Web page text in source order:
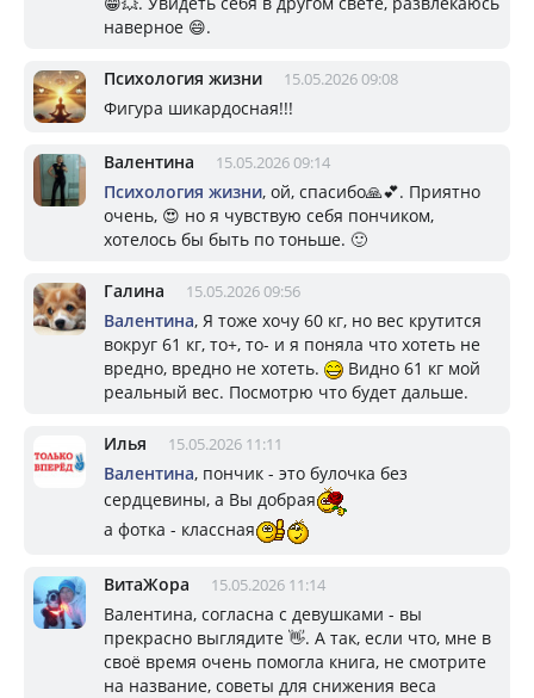
наверное 😄.
Психология жизни 15.05.2026 09:08
Фигура шикардосная!!!
Валентина 15.05.2026 09:14
Психология жизни, ой, спасибо🙏💕. Приятно
очень, 😍 но я чувствую себя пончиком,
хотелось бы быть по тоньше. 🙂
Галина 15.05.2026 09:56
Валентина, Я тоже хочу 60 кг, но вес крутится
вокруг 61 кг, то+, то- и я поняла что хотеть не
вредно, вредно не хотеть.
Видно 61 кг мой
реальный вес. Посмотрю что будет дальше.
Илья 15.05.2026 11:11
Валентина, пончик - это булочка без
сердцевины, а Вы добрая
а фотка - классная
ВитаЖора 15.05.2026 11:14
Валентина, согласна с девушками - вы
прекрасно выглядите 👋. А так, если что, мне в
своё время очень помогла книга, не смотрите
на название, советы для снижения веса